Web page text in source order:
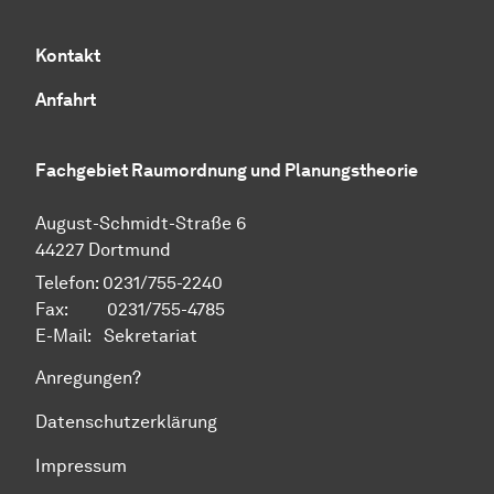
Kontakt
Anfahrt
Fachgebiet Raumordnung und Planungstheorie
August-Schmidt-Straße 6
44227 Dortmund
Telefon: 0231/755-2240
Fax: 0231/755-4785
E-Mail: Sekretariat
Anregungen?
Datenschutzerklärung
Impressum